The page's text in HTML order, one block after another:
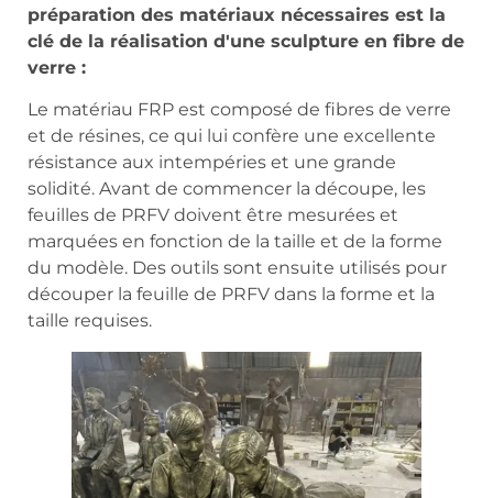
préparation des matériaux nécessaires est la
clé de la réalisation d'une sculpture en fibre de
verre :
Le matériau FRP est composé de fibres de verre
et de résines, ce qui lui confère une excellente
résistance aux intempéries et une grande
solidité. Avant de commencer la découpe, les
feuilles de PRFV doivent être mesurées et
marquées en fonction de la taille et de la forme
du modèle. Des outils sont ensuite utilisés pour
découper la feuille de PRFV dans la forme et la
taille requises.